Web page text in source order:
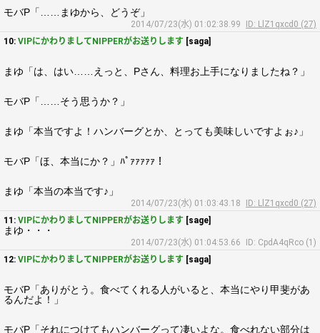
モバP「……まゆから、どうぞ」
2014/07/23(水) 01:02:38.99
ID: LlZ1qxcd0 (27)
10: VIPにかわりましてNIPPERがお送りします [saga]
まゆ「は、はい……えっと、Pさん、料理お上手になりましたね？」
モバP「……そう思うか？」
まゆ「本当ですよ！ハンバーグとか、とっても美味しいですよぉ♪」
モバP「ほ、本当にか？」ﾊﾟｧｧｧｧｧ！
まゆ「本当の本当です♪」
2014/07/23(水) 01:03:43.18
ID: LlZ1qxcd0 (27)
11: VIPにかわりましてNIPPERがお送りします [sage]
まゆ・・・
2014/07/23(水) 01:04:53.66
ID: CpdA4qRco (1)
12: VIPにかわりましてNIPPERがお送りします [saga]
モバP「ありがとう。食べてくれる人がいると、本当にやり甲斐があ
るんだよ！」
モバP「それにつけてもハンバーグって凄いよな。食べれない部分は